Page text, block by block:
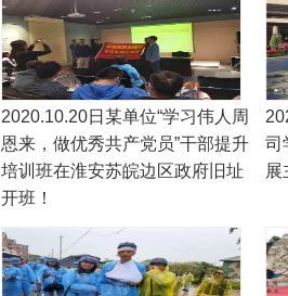
2020.10.20日某单位“学习伟人周
恩来，做优秀共产党员”干部提升
培训班在淮安苏皖边区政府旧址
开班！
司
展